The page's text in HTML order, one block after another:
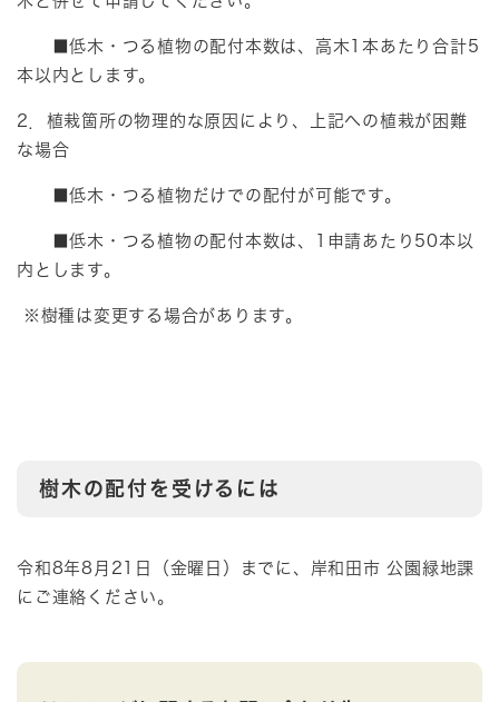
■低木・つる植物の配付本数は、高木1本あたり合計5
本以内とします。
2．植栽箇所の物理的な原因により、上記への植栽が困難
な場合
■低木・つる植物だけでの配付が可能です。
■低木・つる植物の配付本数は、1申請あたり50本以
内とします。
※樹種は変更する場合があります。
樹木の配付を受けるには
令和8年8月21日（金曜日）までに、岸和田市 公園緑地課
にご連絡ください。